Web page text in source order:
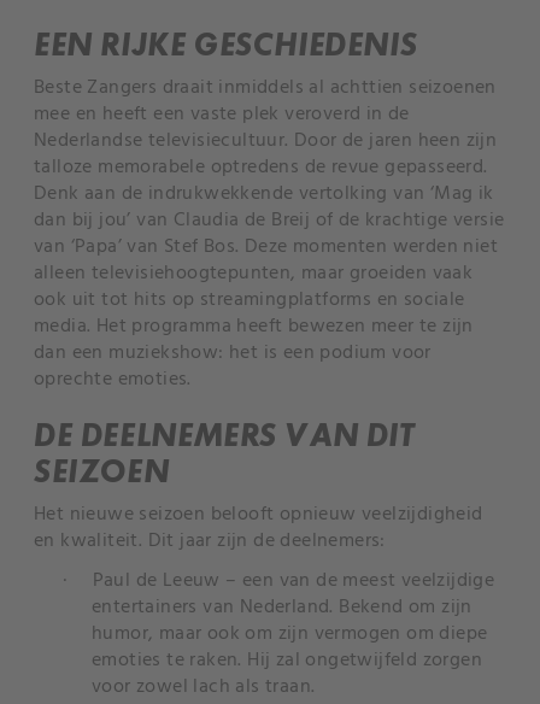
EEN RIJKE GESCHIEDENIS
Beste Zangers draait inmiddels al achttien seizoenen
mee en heeft een vaste plek veroverd in de
Nederlandse televisiecultuur. Door de jaren heen zijn
talloze memorabele optredens de revue gepasseerd.
Denk aan de indrukwekkende vertolking van ‘Mag ik
dan bij jou’ van Claudia de Breij of de krachtige versie
van ‘Papa’ van Stef Bos. Deze momenten werden niet
alleen televisiehoogtepunten, maar groeiden vaak
ook uit tot hits op streamingplatforms en sociale
media. Het programma heeft bewezen meer te zijn
dan een muziekshow: het is een podium voor
oprechte emoties.
DE DEELNEMERS VAN DIT
SEIZOEN
Het nieuwe seizoen belooft opnieuw veelzijdigheid
en kwaliteit. Dit jaar zijn de deelnemers:
·
Paul de Leeuw – een van de meest veelzijdige
entertainers van Nederland. Bekend om zijn
humor, maar ook om zijn vermogen om diepe
emoties te raken. Hij zal ongetwijfeld zorgen
voor zowel lach als traan.